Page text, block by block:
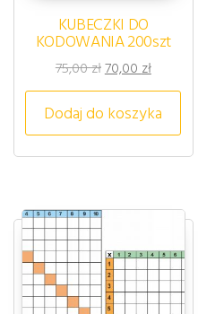
KUBECZKI DO
KODOWANIA 200szt
75,00złPierwotna cena
70,00 zł
Dodaj do koszyka